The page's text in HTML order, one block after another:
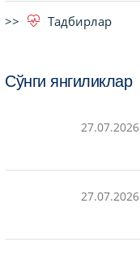
Тадбирлар
Сўнги янгиликлар
27.07.2026
27.07.2026